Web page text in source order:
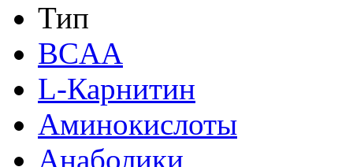
Тип
BCAA
L-Карнитин
Аминокислоты
Анаболики